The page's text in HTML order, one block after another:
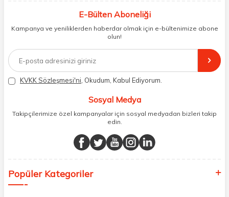
paketliyoruz. Herhangi bir durumdan dolayı olumsuz olarak geri
müşteri temsilcilerimiz aracılığı ile gerekli tüm desteği sağlıyoruz.
2017 yılından bugüne, yüzlerce marka ve binlerce ürün seçeneğini
doğrudan markalardan ya da markaların yetkili Türkiye
distribütörlerinden faturalı olarak tedarik ediyor ve müşterilerimize
aynı şekilde faturalı ve orijinal ambalajlarda gönderim sağlıyoruz.
Paketleme sürecinde geri dönüştürülebilir malzemeler kullanarak
atık oranımızı en aza indiriyor ve daha yaşanabilir bir dünya
E-Bülten Aboneliği
Kampanya ve yeniliklerden haberdar olmak için e-bültenimize abone
olun!
KVKK Sözleşmesi'ni , Okudum, Kabul Ediyorum.
Sosyal Medya
Takipçilerimize özel kampanyalar için sosyal medyadan bizleri takip
edin.
Popüler Kategoriler